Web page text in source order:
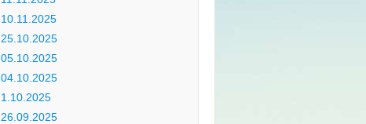
10.11.2025
25.10.2025
05.10.2025
04.10.2025
1.10.2025
26.09.2025